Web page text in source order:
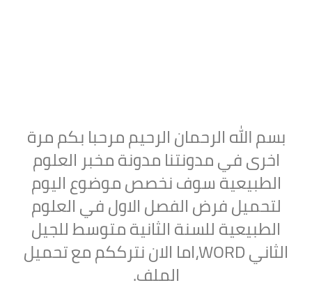
بسم الله الرحمان الرحيم مرحبا بكم مرة
اخرى في مدونتنا مدونة مخبر العلوم
الطبيعية سوف نخصص موضوع اليوم
لتحميلفرض الفصل الاول في العلوم
الطبيعية للسنة الثانية متوسط للجيل
الثاني WORD،اما الان نترككم مع تحميل
الملف.